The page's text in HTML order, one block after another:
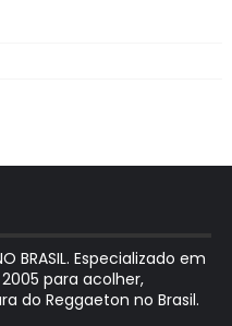
BRASIL. Especializado em
para acolher,
do Reggaeton no Brasil.